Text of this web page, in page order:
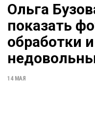
Ольга
показать
обработки
14 МАЯ